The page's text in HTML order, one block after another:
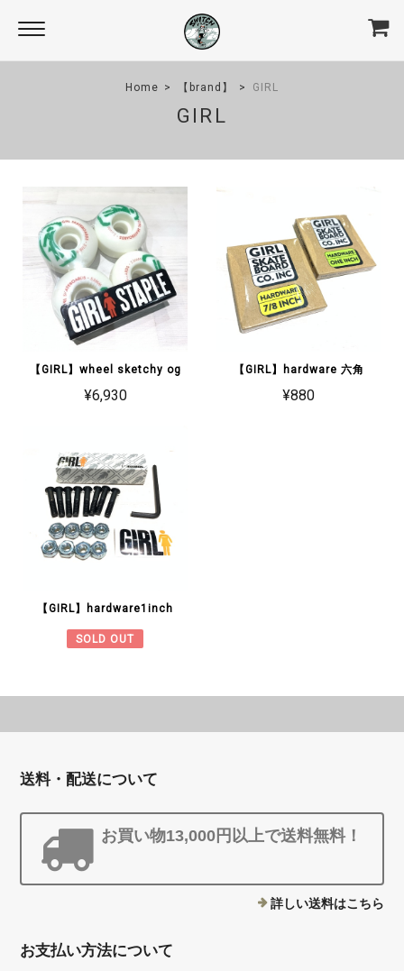
Home 【brand】 GIRL
GIRL
【GIRL】wheel sketchy og
¥6,930
【GIRL】hardware 六角
¥880
【GIRL】hardware1inch
SOLD OUT
送料・配送について
お買い物13,000円以上で送料無料！
詳しい送料はこちら
お支払い方法について